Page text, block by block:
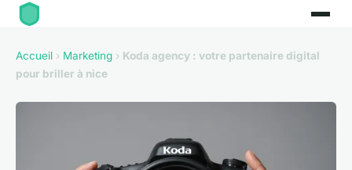
Accueil › Marketing › Koda agency : votre partenaire digital
pour briller à nice